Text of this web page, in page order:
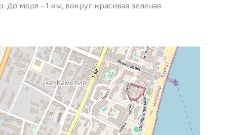
До моря - 1 км, вокруг красивая зеленая